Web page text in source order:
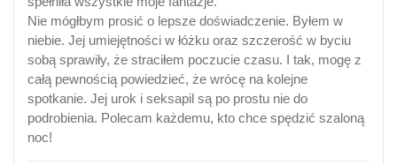
Nie mógłbym prosić o lepsze doświadczenie. Byłem w
niebie. Jej umiejętności w łóżku oraz szczerość w byciu
sobą sprawiły, że straciłem poczucie czasu. I tak, mogę z
całą pewnością powiedzieć, że wrócę na kolejne
spotkanie. Jej urok i seksapil są po prostu nie do
podrobienia. Polecam każdemu, kto chce spędzić szaloną
noc!